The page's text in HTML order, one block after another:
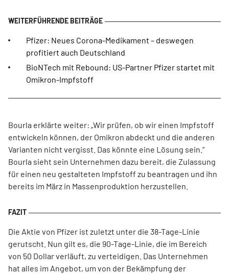
Pfizer: Neues Corona-Medikament – deswegen
profitiert auch Deutschland
BioNTech mit Rebound: US-Partner Pfizer startet mit
Omikron-Impfstoff
Bourla erklärte weiter: „Wir prüfen, ob wir einen Impfstoff
entwickeln können, der Omikron abdeckt und die anderen
Varianten nicht vergisst. Das könnte eine Lösung sein.“
Bourla sieht sein Unternehmen dazu bereit, die Zulassung
für einen neu gestalteten Impfstoff zu beantragen und ihn
bereits im März in Massenproduktion herzustellen.
Die Aktie von Pfizer ist zuletzt unter die 38-Tage-Linie
gerutscht. Nun gilt es, die 90-Tage-Linie, die im Bereich
von 50 Dollar verläuft, zu verteidigen. Das Unternehmen
hat alles im Angebot, um von der Bekämpfung der